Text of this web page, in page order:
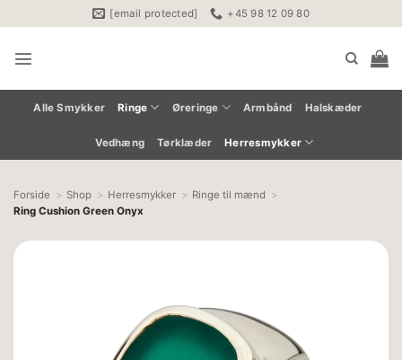
til
indhold
[email protected] +45 98 12 09 80
Alle Smykker Ringe Øreringe Armbånd Halskæder
Vedhæng Tørklæder Herresmykker
Forside Shop Herresmykker
Ringe til mænd
Ring Cushion Green Onyx